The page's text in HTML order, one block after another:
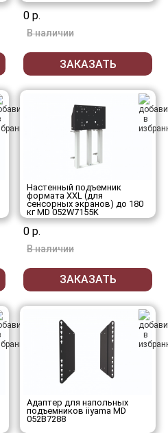
0 р.
В наличии
ЗАКАЗАТЬ
Настенный подъемник
формата XXL (для
сенсорных экранов) до 180
кг MD 052W7155K
0 р.
В наличии
ЗАКАЗАТЬ
Адаптер для напольных
подъемников iiyama MD
052B7288